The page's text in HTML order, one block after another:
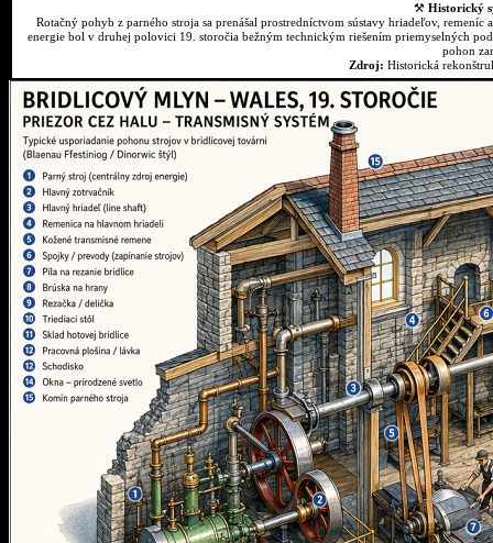
⚒ Historický
Rotačný pohyb z parného stroja sa prenášal prostredníctvom sústavy hriadeľov,
energie bol v druhej polovici 19. storočia bežným technickým riešením priemyselných
pohon
Zdroj: Historická